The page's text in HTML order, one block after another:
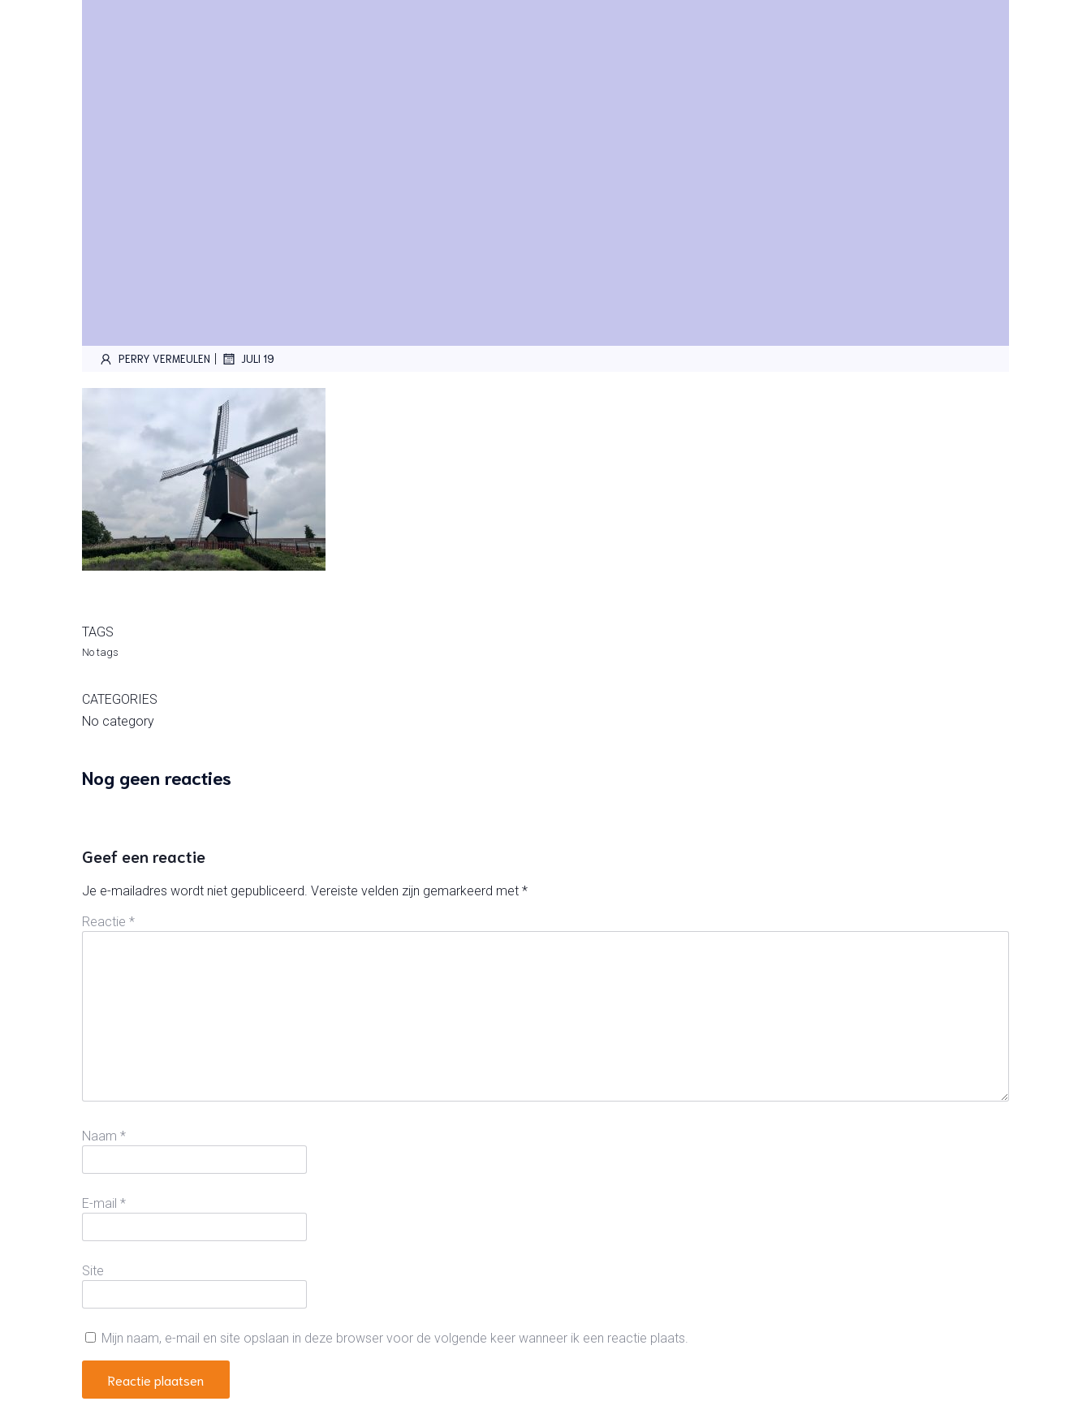
PERRY VERMEULEN | JULI 19
TAGS
No tags
CATEGORIES
No category
Nog geen reacties
Geef een reactie
Je e-mailadres wordt niet gepubliceerd. Vereiste velden zijn gemarkeerd met *
Reactie *
Naam *
E-mail *
Site
Mijn naam, e-mail en site opslaan in deze browser voor de volgende keer wanneer ik een reactie plaats.